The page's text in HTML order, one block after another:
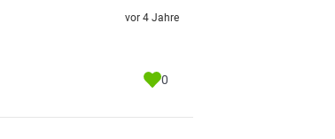
vor 4 Jahre
0